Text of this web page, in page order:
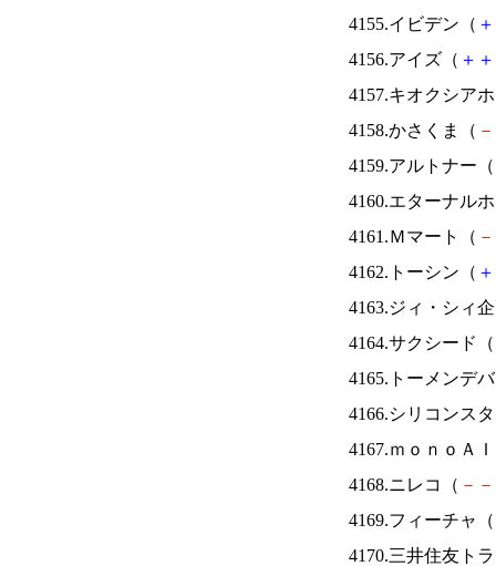
4155.イビデン（ ＋
4156.アイズ（ ＋ ＋
4157.キオクシア
4158.かさくま（ －
4159.アルトナー（
4160.エターナル
4161.Ｍマート（ －
4162.トーシン（ ＋
4163.ジィ・シィ
4164.サクシード（
4165.トーメンデ
4166.シリコンス
4167.ｍｏｎｏＡ
4168.ニレコ（ － －
4169.フィーチャ（
4170.三井住友ト